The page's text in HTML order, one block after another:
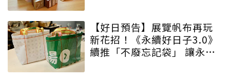
【好日預告】展覽帆布再玩
新花招！《永續好日子3.0》
續推「不廢忘記袋」 讓永續